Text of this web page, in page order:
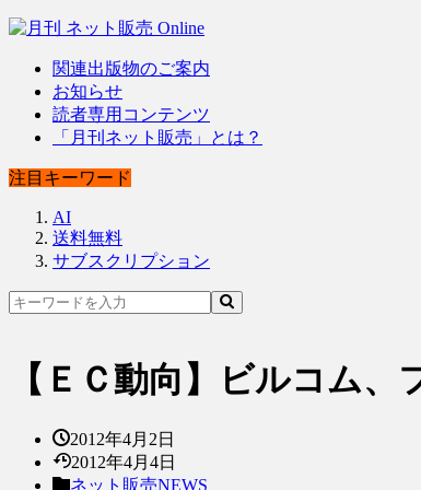
関連出版物のご案内
お知らせ
読者専用コンテンツ
「月刊ネット販売」とは？
注目キーワード
AI
送料無料
サブスクリプション
【ＥＣ動向】ビルコム
2012年4月2日
2012年4月4日
ネット販売NEWS